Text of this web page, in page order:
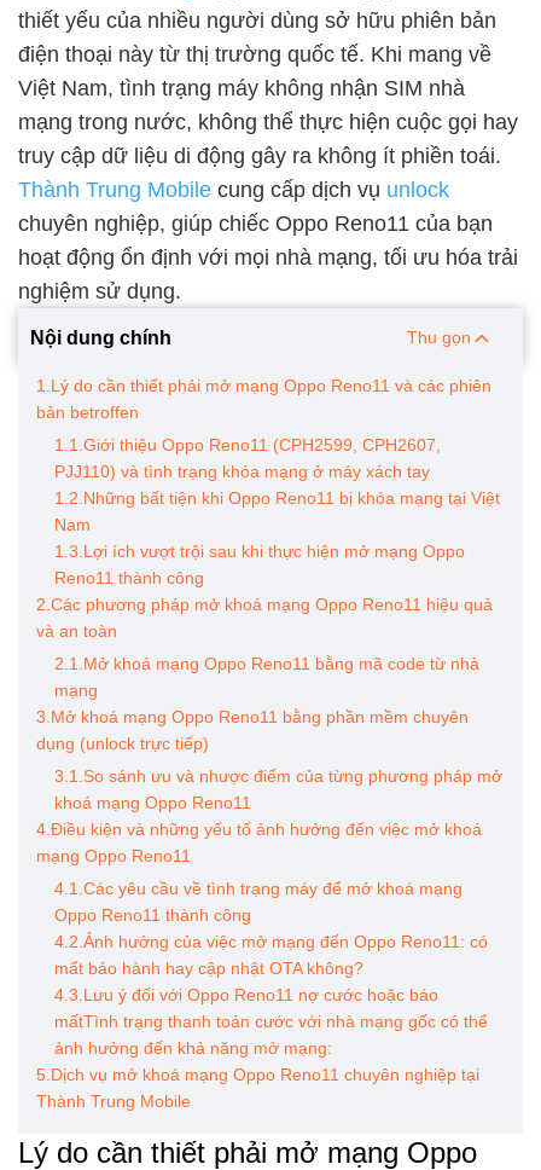
thiết yếu của nhiều người dùng sở hữu phiên bản
điện thoại này từ thị trường quốc tế. Khi mang về
Việt Nam, tình trạng máy không nhận SIM nhà
mạng trong nước, không thể thực hiện cuộc gọi hay
truy cập dữ liệu di động gây ra không ít phiền toái.
Thành Trung Mobile cung cấp dịch vụ unlock
chuyên nghiệp, giúp chiếc Oppo Reno11 của bạn
hoạt động ổn định với mọi nhà mạng, tối ưu hóa trải
nghiệm sử dụng.
Nội dung chính Thu gọn
1.Lý do cần thiết phải mở mạng Oppo Reno11 và các phiên
bản betroffen
1.1.Giới thiệu Oppo Reno11 (CPH2599, CPH2607,
PJJ110) và tình trạng khóa mạng ở máy xách tay
1.2.Những bất tiện khi Oppo Reno11 bị khóa mạng tại Việt
Nam
1.3.Lợi ích vượt trội sau khi thực hiện mở mạng Oppo
Reno11 thành công
2.Các phương pháp mở khoá mạng Oppo Reno11 hiệu quả
và an toàn
2.1.Mở khoá mạng Oppo Reno11 bằng mã code từ nhà
mạng
3.Mở khoá mạng Oppo Reno11 bằng phần mềm chuyên
dụng (unlock trực tiếp)
3.1.So sánh ưu và nhược điểm của từng phương pháp mở
khoá mạng Oppo Reno11
4.Điều kiện và những yếu tố ảnh hưởng đến việc mở khoá
mạng Oppo Reno11
4.1.Các yêu cầu về tình trạng máy để mở khoá mạng
Oppo Reno11 thành công
4.2.Ảnh hưởng của việc mở mạng đến Oppo Reno11: có
mất bảo hành hay cập nhật OTA không?
4.3.Lưu ý đối với Oppo Reno11 nợ cước hoặc báo
mấtTình trạng thanh toán cước với nhà mạng gốc có thể
ảnh hưởng đến khả năng mở mạng:
5.Dịch vụ mở khoá mạng Oppo Reno11 chuyên nghiệp tại
Thành Trung Mobile
Lý do cần thiết phải mở mạng Oppo